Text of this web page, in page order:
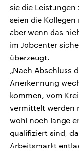
sie die Leistungen
seien die
aber wenn das
im Jobcenter
überzeugt.
„Nach Abschluss
Anerkennung
kommen, vom
vermittelt werden
wohl noch lange
qualifiziert sind,
Arbeitsmarkt